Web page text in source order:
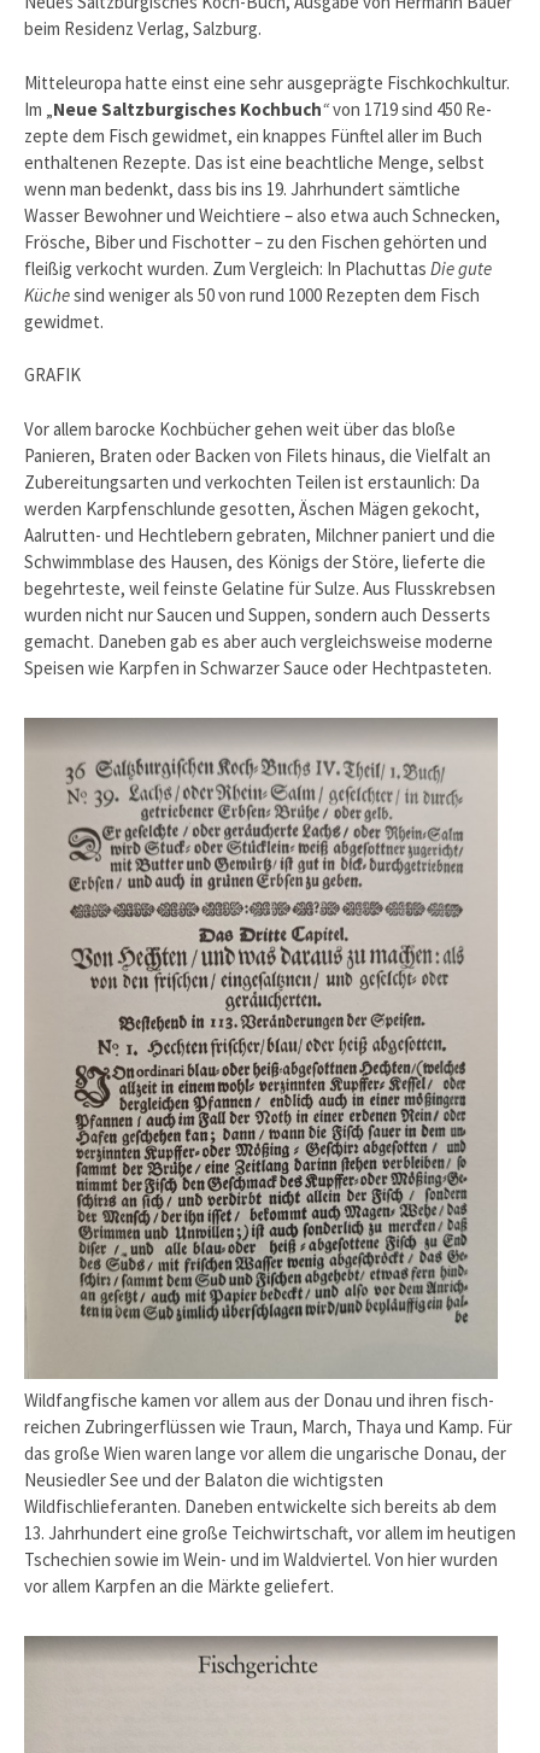
beim Residenz Verlag, Salzburg.
Mitteleuropa hatte einst eine sehr ausgeprägte Fischkochkultur.
Im „Neue Saltzburgisches Kochbuch“von 1719 sind 450 Re­
zepte dem Fisch gewidmet, ein knappes Fünftel aller im Buch
enthaltenen Rezepte. Das ist eine beachtliche Menge, selbst
wenn man bedenkt, dass bis ins 19. Jahrhundert sämtliche
Wasser Bewohner und Weichtiere – also etwa auch Schnecken,
Frösche, Biber und Fischotter – zu den Fischen gehörten und
fleißig verkocht wurden. Zum Vergleich: In Plachuttas Die gute
Küchesind we­niger als 50 von rund 1000 Rezepten dem Fisch
gewidmet.
GRAFIK
Vor allem barocke Kochbücher gehen weit über das bloße
Panieren, Braten oder Backen von Filets hinaus, die Vielfalt an
Zubereitungsarten und verkochten Teilen ist erstaunlich: Da
werden Karpfenschlunde gesotten, Äschen Mägen gekocht,
Aalrutten- und Hechtlebern gebraten, Milchner paniert und die
Schwimmblase des Hausen, des Königs der Störe, lieferte die
begehrteste, weil feinste Gelatine für Sulze. Aus Flusskrebsen
wurden nicht nur Saucen und Suppen, sondern auch Desserts
gemacht. Daneben gab es aber auch vergleichsweise moderne
Speisen wie Karpfen in Schwarzer Sauce oder Hechtpasteten.
Wildfangfische kamen vor allem aus der Donau und ihren fisch­
reichen Zubringerflüssen wie Traun, March, Thaya und Kamp. Für
das große Wien waren lange vor allem die ungarische Donau, der
Neusiedler See und der Balaton die wichtigsten
Wildfischlieferanten. Daneben entwickelte sich bereits ab dem
13. Jahrhundert eine große Teichwirtschaft, vor allem im heu­tigen
Tschechien sowie im Wein- und im Waldviertel. Von hier wurden
vor allem Karpfen an die Märkte geliefert.